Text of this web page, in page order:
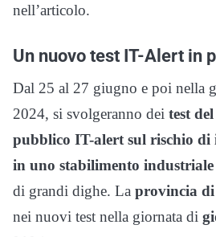
nell’articolo.
Un nuovo test IT-Alert in
Dal 25 al 27 giugno e poi nella
2024, si svolgeranno dei test
pubblico IT-alert sul rischio di
in uno stabilimento industriale
di grandi dighe. La provincia
nei nuovi test nella giornata di